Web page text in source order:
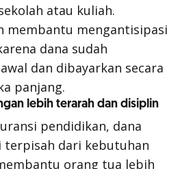
atau kuliah.
membantu mengantisipasi
dana sudah
dan dibayarkan secara
panjang.
lebih terarah dan disiplin
pendidikan, dana
terpisah dari kebutuhan
orang tua lebih